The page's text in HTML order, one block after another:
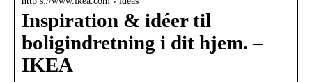
Inspiration & idéer til
boligindretning i dit hjem. –
IKEA